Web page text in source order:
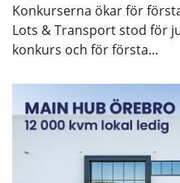
Konkurserna ökar för
Lots & Transport stod för
konkurs och för första…